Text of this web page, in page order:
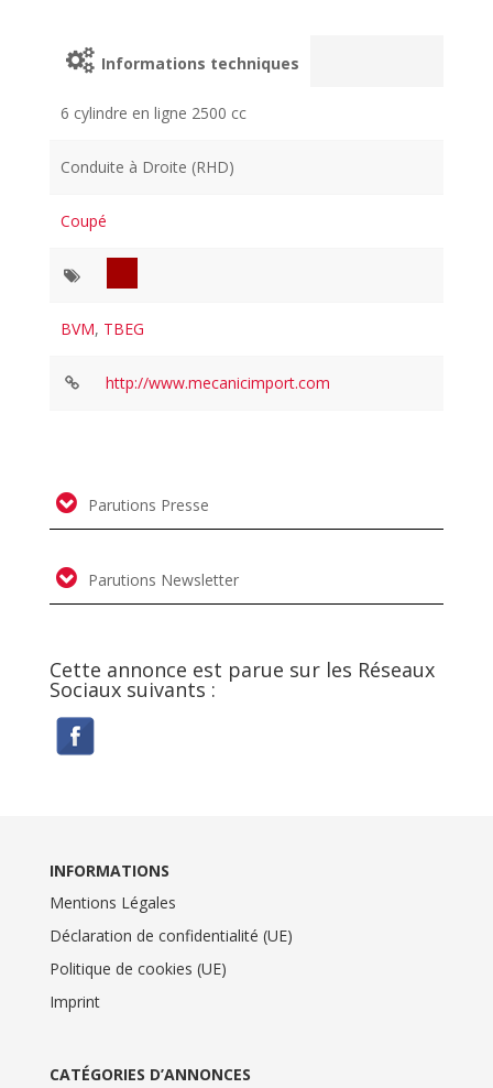
Informations techniques
6 cylindre en ligne 2500 cc
Conduite à Droite (RHD)
Coupé
BVM, TBEG
http://www.mecanicimport.com
Parutions Presse
Parutions Newsletter
Cette annonce est parue sur les Réseaux
Sociaux suivants :
INFORMATIONS
Mentions Légales
Déclaration de confidentialité (UE)
Politique de cookies (UE)
Imprint
CATÉGORIES D’ANNONCES